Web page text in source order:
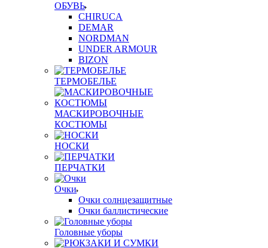
ОБУВЬ
CHIRUCA
DEMAR
NORDMAN
UNDER ARMOUR
BIZON
ТЕРМОБЕЛЬЕ
МАСКИРОВОЧНЫЕ
КОСТЮМЫ
НОСКИ
ПЕРЧАТКИ
Очки
Очки солнцезащитные
Очки баллистические
Головные уборы